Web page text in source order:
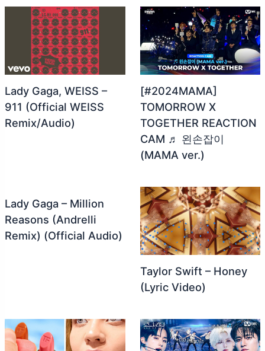
Lady Gaga, WEISS –
911 (Official WEISS
Remix/Audio)
[#2024MAMA]
TOMORROW X
TOGETHER REACTION
CAM ♬ 왼손잡이
(MAMA ver.)
Lady Gaga – Million
Reasons (Andrelli
Remix) (Official Audio)
Taylor Swift – Honey
(Lyric Video)